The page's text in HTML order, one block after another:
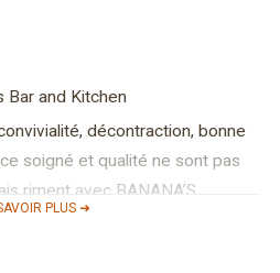
PLUS ➜
Bar and Kitchen
décontraction, bonne
soigné et qualité ne sont pas
riment avec BANANA’S